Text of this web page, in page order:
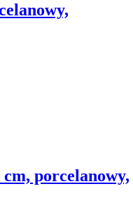
cm, porcelanowy,